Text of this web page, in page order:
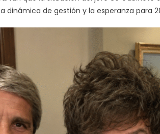
agenda
Gobierno
apuesta
al
repunte
económico
tras
la
dinámica de gestión y la esperanza para